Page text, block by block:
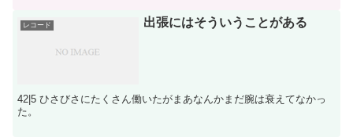
レコード 出張にはそういうことがある
42|5 ひさびさにたくさん働いたがまあなんかまだ腕は衰えてなかっ
た。